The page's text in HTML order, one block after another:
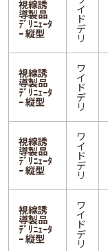
視線誘
導製品
ﾃﾞﾘﾆｪｰﾀ
ｰ 縦型
イ
ド
デ
リ
視線誘
導製品
ﾃﾞﾘﾆｪｰﾀ
ｰ 縦型
ワ
イ
ド
デ
リ
視線誘
導製品
ﾃﾞﾘﾆｪｰﾀ
ｰ 縦型
ワ
イ
ド
デ
リ
視線誘
導製品
ﾃﾞﾘﾆｪｰﾀ
ｰ 縦型
ワ
イ
ド
デ
リ